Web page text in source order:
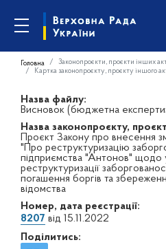
Головна Законопроєкти, проєкти інших
Картка законопроєкту, проєкту іншого
Назва файлу:
Висновок (бюджетна
Назва законопроєкту,
Проєкт Закону про внесення
"Про реструктуризацію
підприємства "Антонов" щодо
реструктуризації
погашення боргів та
відомства
Номер, дата реєстрації:
8207 від 15.11.2022
Поділитись: